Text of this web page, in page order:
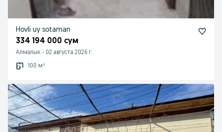
Hovli uy sotaman
334 194 000 сум
Алмалык - 02 августа 2026 г.
100 м²